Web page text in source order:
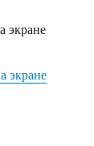
экране
экране